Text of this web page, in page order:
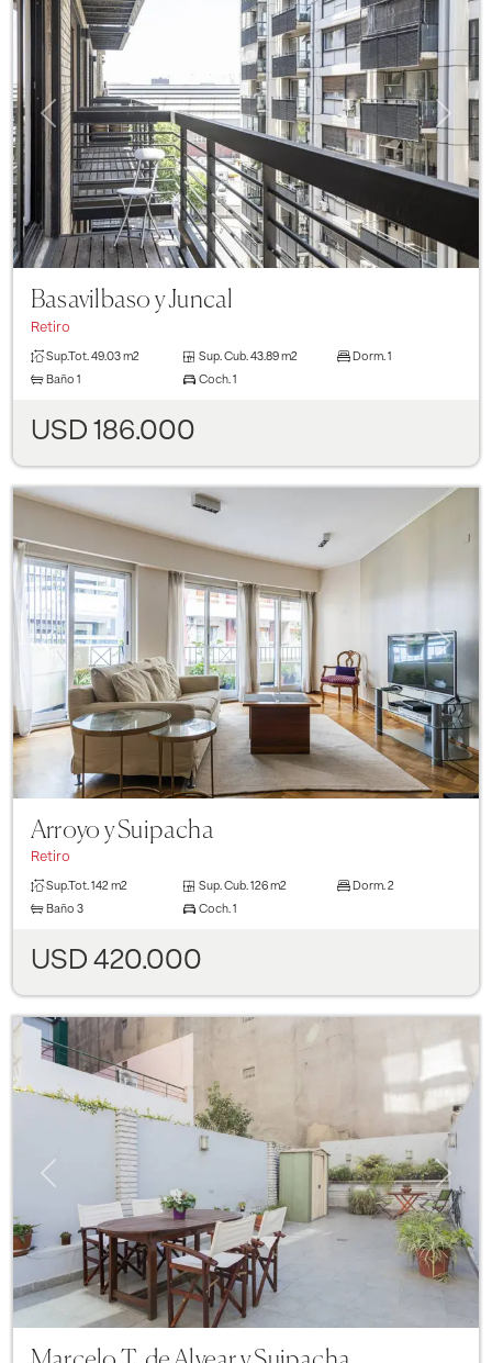
Previous Next
Basavilbaso y Juncal
Retiro
Sup.Tot. 49.03 m2 Sup. Cub. 43.89 m2 Dorm. 1
Baño 1 Coch. 1
USD 186.000
Previous Next
Arroyo y Suipacha
Retiro
Sup.Tot. 142 m2 Sup. Cub. 126 m2 Dorm. 2
Baño 3 Coch. 1
USD 420.000
Previous